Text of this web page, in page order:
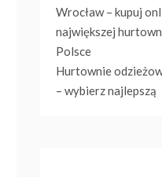
Wrocław – kupuj
największej
Polsce
Hurtownie
– wybierz najlepszą